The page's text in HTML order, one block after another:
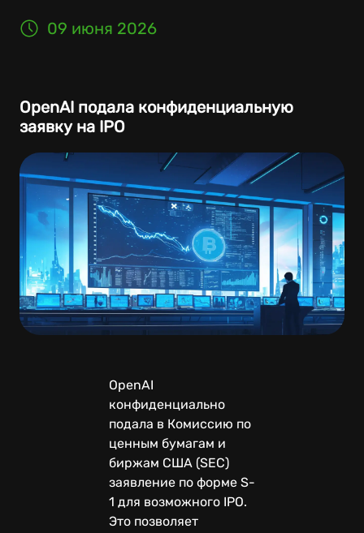
09 июня 2026
OpenAI подала конфиденциальную
заявку на IPO
OpenAI
конфиденциально
подала в Комиссию по
ценным бумагам и
биржам США (SEC)
заявление по форме S-
1 для возможного IPO.
Это позволяет